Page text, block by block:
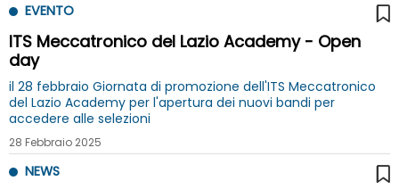
EVENTO
ITS Meccatronico del Lazio Academy - Open
day
il 28 febbraio Giornata di promozione dell'ITS Meccatronico
del Lazio Academy per l'apertura dei nuovi bandi per
accedere alle selezioni
28 Febbraio 2025
NEWS